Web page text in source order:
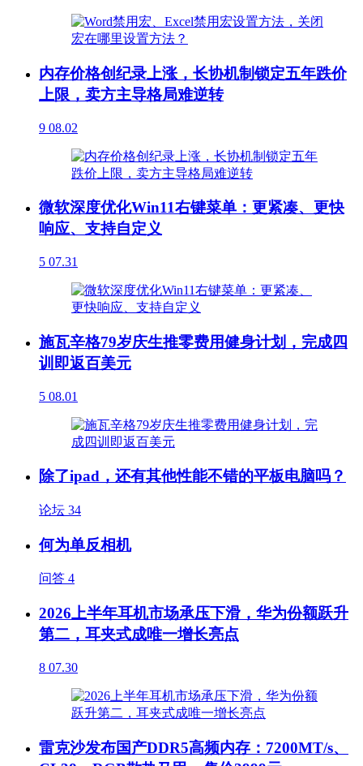
内存价格创纪录上涨，长协机制锁定五年跌价
上限，卖方主导格局难逆转
9 08.02
微软深度优化Win11右键菜单：更紧凑、更快
响应、支持自定义
5 07.31
施瓦辛格79岁庆生推零费用健身计划，完成四
训即返百美元
5 08.01
除了ipad，还有其他性能不错的平板电脑吗？
论坛 34
何为单反相机
问答 4
2026上半年耳机市场承压下滑，华为份额跃升
第二，耳夹式成唯一增长亮点
8 07.30
雷克沙发布国产DDR5高频内存：7200MT/s、